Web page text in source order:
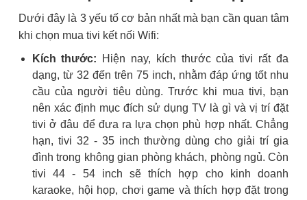
Dưới đây là 3 yếu tố cơ bản nhất mà bạn cần quan tâm
khi chọn mua tivi kết nối Wifi:
Kích thước: Hiện nay, kích thước của tivi rất đa
dạng, từ 32 đến trên 75 inch, nhằm đáp ứng tốt nhu
cầu của người tiêu dùng. Trước khi mua tivi, bạn
nên xác định mục đích sử dụng TV là gì và vị trí đặt
tivi ở đâu để đưa ra lựa chọn phù hợp nhất. Chẳng
hạn, tivi 32 - 35 inch thường dùng cho giải trí gia
đình trong không gian phòng khách, phòng ngủ. Còn
tivi 44 - 54 inch sẽ thích hợp cho kinh doanh
karaoke, hội họp, chơi game và thích hợp đặt trong